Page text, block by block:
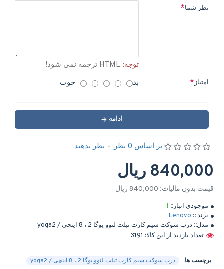
نظر شما
توجه:
امتیاز بد خوب
ادامه
موجودی انبار:: 1
برند :: Lenovo
مدل:: درب سوکت سیم کارت تبلت لنوو یوگا 2 ، 8 اینچی / yoga2
تعداد بازدید از این کالا: 3191
بر اساس 0 نظر - نظر بدهید
840,000 ریال
قیمت بدون مالیات: 840,000 ریال
برچسب ها:
درب سوکت سیم کارت تبلت لنوو یوگا 2 ، 8 اینچی / yoga2